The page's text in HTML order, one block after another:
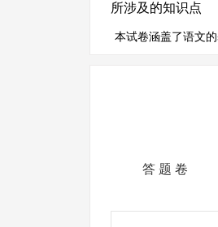
所涉及的知识点
本试卷涵盖了语文
答 题 卷